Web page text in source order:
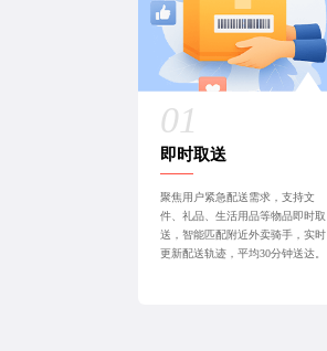
即时取送
聚焦用户紧急配送需求，支持文
件、礼品、生活用品等物品即时取
送，智能匹配附近外卖骑手，实时
更新配送轨迹，平均30分钟送达。